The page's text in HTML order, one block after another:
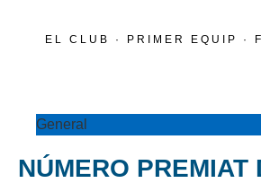
EL CLUB · PRIMER EQUIP ·
General
NÚMERO PREMIAT